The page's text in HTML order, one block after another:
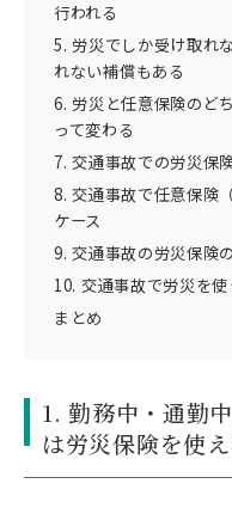
行われる
5. 労災でしか受け取れ
れない補償もある
6. 労災と任意保険のど
って変わる
7. 交通事故での労災保
8. 交通事故で任意保険
ケース
9. 交通事故の労災保険
10. 交通事故で労災を
まとめ
1. 勤務中・通勤
は労災保険を使